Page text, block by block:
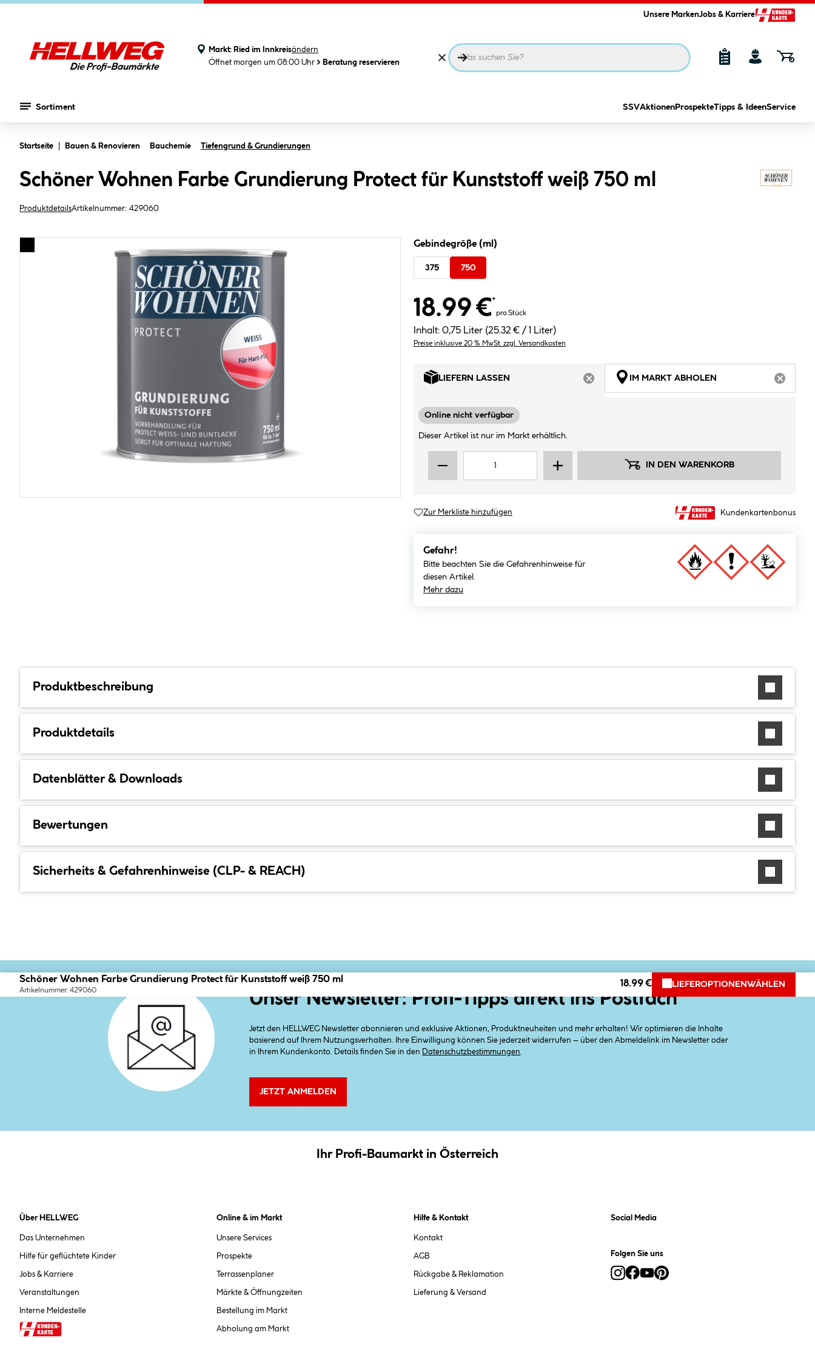
Unsere MarkenJobs & Karriere
Markt: Ried im Innkreisändern
Öffnet morgen um 08:00 Uhr
Beratung reservieren
Sortiment SSVAktionen ProspekteTipps & IdeenService
Startseite Bauen & Renovieren Bauchemie Tiefengrund & Grundierungen
Schöner Wohnen Farbe Grundierung Protect für Kunststoff weiß 750 ml
ProduktdetailsArtikelnummer: 429060
Gebindegröße (ml)
375 750
18.99 €*
pro Stück
Inhalt: 0,75 Liter (25.32 € / 1 Liter)
Preise inklusive 20 % MwSt. zzgl. Versandkosten
LIEFERN LASSEN
ARTIKEL NICHT VERFÜGBAR
IM MARKT ABHOLEN
Online nicht verfügbar
Dieser Artikel ist nur im Markt erhältlich.
IN DEN WARENKORB
Zur Merkliste hinzufügen Kundenkartenbonus
Gefahr!
Bitte beachten Sie die Gefahrenhinweise für
diesen Artikel.
Mehr dazu
Produktbeschreibung
Produktdetails
Datenblätter & Downloads
Bewertungen
Sicherheits & Gefahrenhinweise (CLP- & REACH)
Schöner Wohnen Farbe Grundierung Protect für Kunststoff weiß 750 ml
Artikelnummer: 429060
18.99 € LIEFEROPTIONEN WÄHLEN
Unser Newsletter: Profi-Tipps direkt ins Postfach
Jetzt den HELLWEG Newsletter abonnieren und exklusive Aktionen, Produktneuheiten und mehr erhalten! Wir optimieren die Inhalte
basierend auf Ihrem Nutzungsverhalten. Ihre Einwilligung können Sie jederzeit widerrufen – über den Abmeldelink im Newsletter oder
in Ihrem Kundenkonto. Details finden Sie in den
Datenschutzbestimmungen
JETZT ANMELDEN
Ihr Profi-Baumarkt in Österreich
Über HELLWEG
Das Unternehmen
Hilfe für geflüchtete Kinder
Jobs & Karriere
Veranstaltungen
Interne Meldestelle
Online & im Markt
Unsere Services
Prospekte
Terrassenplaner
Märkte & Öffnungzeiten
Bestellung im Markt
Abholung am Markt
Hilfe & Kontakt
Kontakt
AGB
Rückgabe & Reklamation
Lieferung & Versand
Social Media
Folgen Sie uns